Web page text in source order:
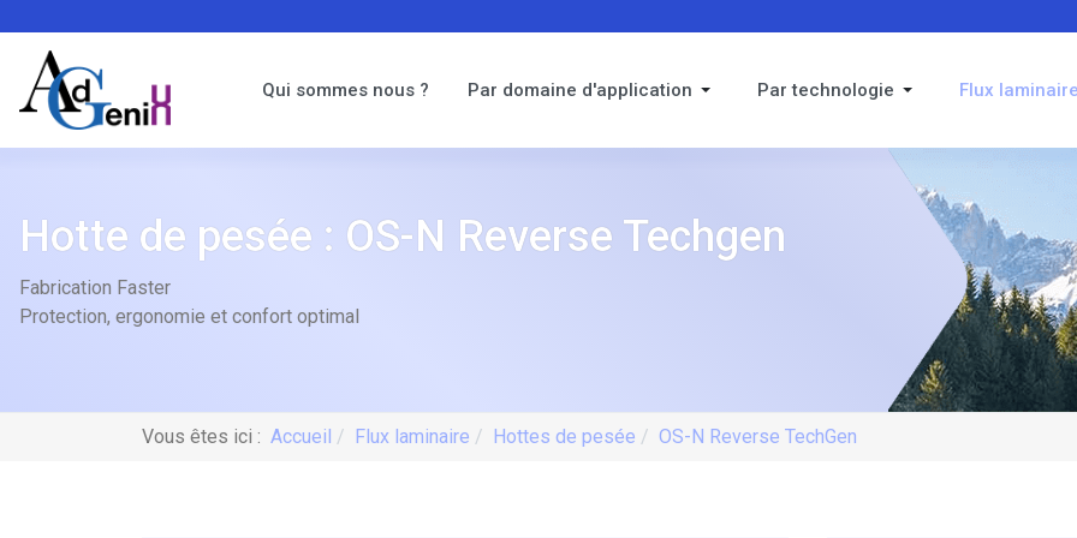
Qui sommes nous ? Par domaine d'application Par technologie Flux laminaire
Hotte de pesée : OS-N Reverse Techgen
Fabrication Faster
Protection, ergonomie et confort optimal
Vous êtes ici : Accueil Flux laminaire Hottes de pesée OS-N Reverse TechGen